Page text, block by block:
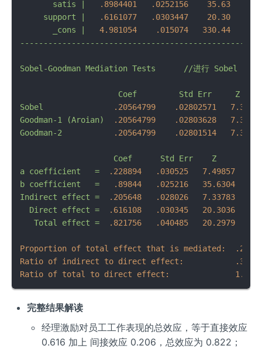
satis
.8984401 .0252156 35.63
support
.6161077 .0303447 20.30
_cons
4.981054 .015074 330.44
Sobel-Goodman Mediation Tests //进行 Sobel
Coef Std Err
Z
Sobel
.20564799 .02802571
7.338
Goodman-1
(Aroian) .20564799 .02803628
7.335
Goodman-2
.20564799 .02801514 7.341
Coef Std Err
Z
a coefficient = .228894 .030525 7.49857
b coefficient = .89844 .025216
35.6304
Indirect
effect = .205648 .028026 7.33783
Direct
effect = .616108 .030345
20.3036
Total
effect = .821756 .040485 20.2979
Proportion of total effect that is mediated:
Ratio of indirect to direct effect:
Ratio of total to direct effect:
完整结果解读
经理激励对员工工作表现的总效应，等于直接效应
0.616 加上 间接效应 0.206，总效应为 0.822；